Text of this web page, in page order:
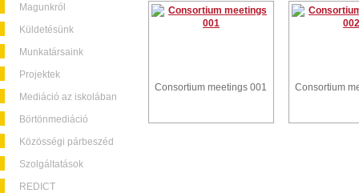
Magunkról
Küldetésünk
Munkatársaink
Projektek
Mediáció az iskolában
Börtönmediáció
Közösségi párbeszéd
Szolgáltatások
REDICT
Consortium meetings 001 Consortium